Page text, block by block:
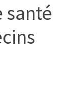
santé